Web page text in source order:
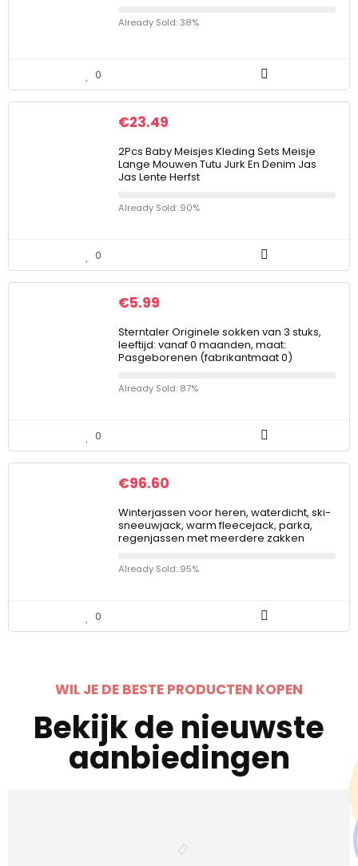
Already Sold: 38%
0
€23.49
2Pcs Baby Meisjes Kleding Sets Meisje
Lange Mouwen Tutu Jurk En Denim Jas
Jas Lente Herfst
Already Sold: 90%
0
€5.99
Sterntaler Originele sokken van 3 stuks,
leeftijd: vanaf 0 maanden, maat:
Pasgeborenen (fabrikantmaat 0)
Already Sold: 87%
0
€96.60
Winterjassen voor heren, waterdicht, ski-
sneeuwjack, warm fleecejack, parka,
regenjassen met meerdere zakken
Already Sold: 95%
0
WIL JE DE BESTE PRODUCTEN KOPEN
Bekijk de nieuwste
aanbiedingen